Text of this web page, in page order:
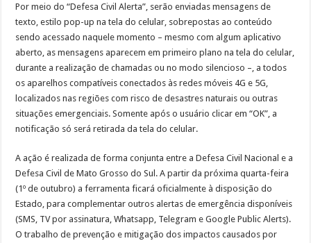
Por meio do “Defesa Civil Alerta”, serão enviadas mensagens de
texto, estilo pop-up na tela do celular, sobrepostas ao conteúdo
sendo acessado naquele momento – mesmo com algum aplicativo
aberto, as mensagens aparecem em primeiro plano na tela do celular,
durante a realização de chamadas ou no modo silencioso –, a todos
os aparelhos compatíveis conectados às redes móveis 4G e 5G,
localizados nas regiões com risco de desastres naturais ou outras
situações emergenciais. Somente após o usuário clicar em “OK”, a
notificação só será retirada da tela do celular.
A ação é realizada de forma conjunta entre a Defesa Civil Nacional e a
Defesa Civil de Mato Grosso do Sul. A partir da próxima quarta-feira
(1º de outubro) a ferramenta ficará oficialmente à disposição do
Estado, para complementar outros alertas de emergência disponíveis
(SMS, TV por assinatura, Whatsapp, Telegram e Google Public Alerts).
O trabalho de prevenção e mitigação dos impactos causados por